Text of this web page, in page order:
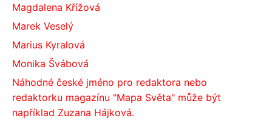
Magdalena Křížová
Marek Veselý
Marius Kyralová
Monika Švábová
Náhodné české jméno pro redaktora nebo
redaktorku magazínu "Mapa Světa" může být
například Zuzana Hájková.